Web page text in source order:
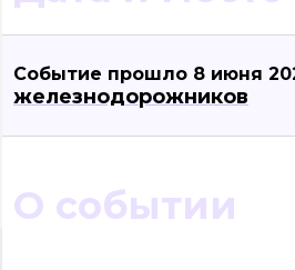
Событие прошло 8 июня
железнодорожников
О событии